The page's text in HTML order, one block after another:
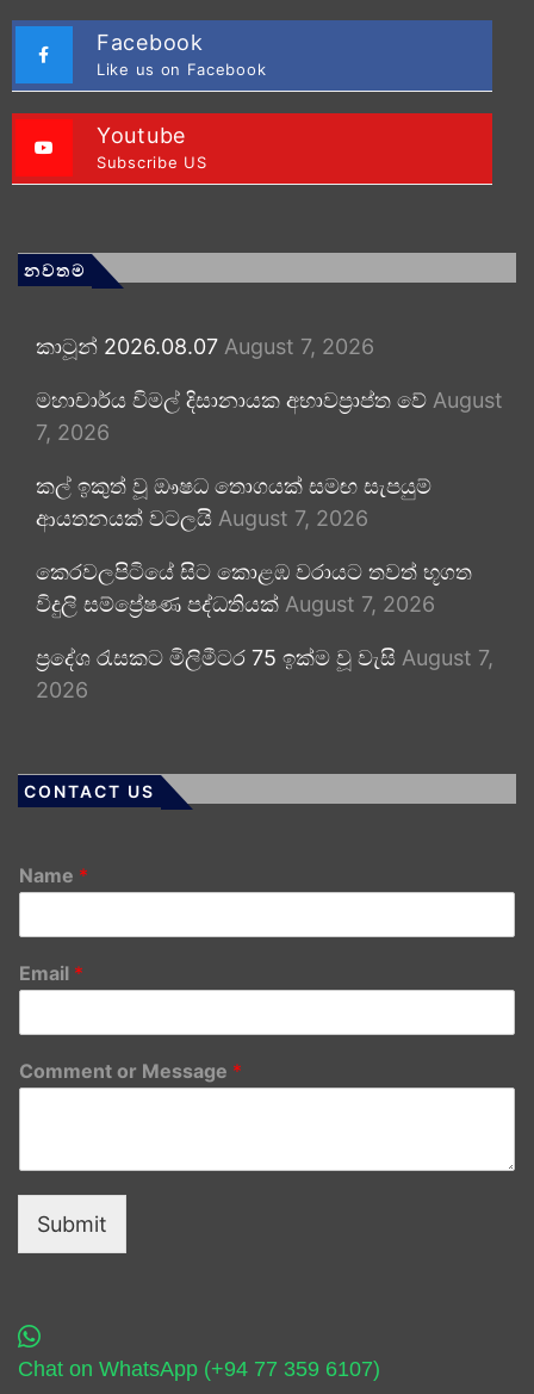
Facebook
Like us on Facebook
Youtube
Subscribe US
නවතම
කාටූන් 2026.08.07 August 7, 2026
මහාචාර්ය විමල් දිසානායක අභාවප්‍රාප්ත වේ August
7, 2026
කල් ඉකුත් වූ ඖෂධ තොගයක් සමඟ සැපයුම්
ආයතනයක් වටලයි August 7, 2026
කෙරවලපිටියේ සිට කොළඹ වරායට තවත් භූගත
විදුලි සම්ප්‍රේෂණ පද්ධතියක් August 7, 2026
ප්‍රදේශ රැසකට මිලිමීටර 75 ඉක්ම වූ වැසි August 7,
2026
CONTACT US
Name *
Email *
Comment or Message *
Submit
Chat on WhatsApp (+94 77 359 6107)